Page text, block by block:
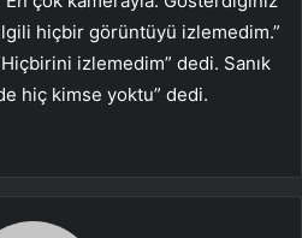
hiçbir görüntüyü izlemedim.”
Hiçbirini izlemedim” dedi. Sanık
hiç kimse yoktu” dedi.